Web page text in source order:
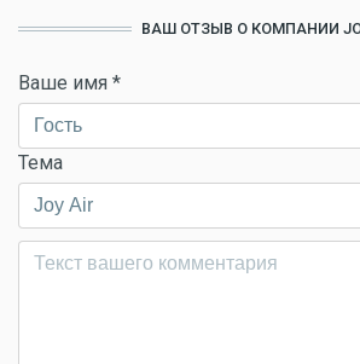
ВАШ ОТЗЫВ О КОМПАНИИ
Ваше имя *
Тема
Комментарий*